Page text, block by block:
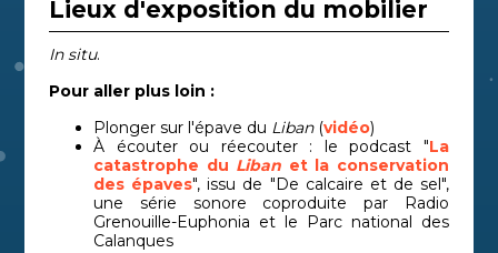
Lieux d'exposition du mobilier
In situ.
Pour aller plus loin :
Plonger sur l'épave du Liban(vidéo)
À écouter ou réecouter : le podcast
"La
catastrophe du Liban et la conservation
des épaves", issu de "De calcaire et de sel",
une série sonore coproduite par Radio
Grenouille-Euphonia et le Parc national des
Calanques